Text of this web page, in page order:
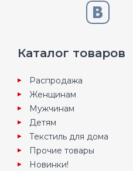
Каталог товаров
Распродажа
Женщинам
Мужчинам
Детям
Текстиль для дома
Прочие товары
Новинки!